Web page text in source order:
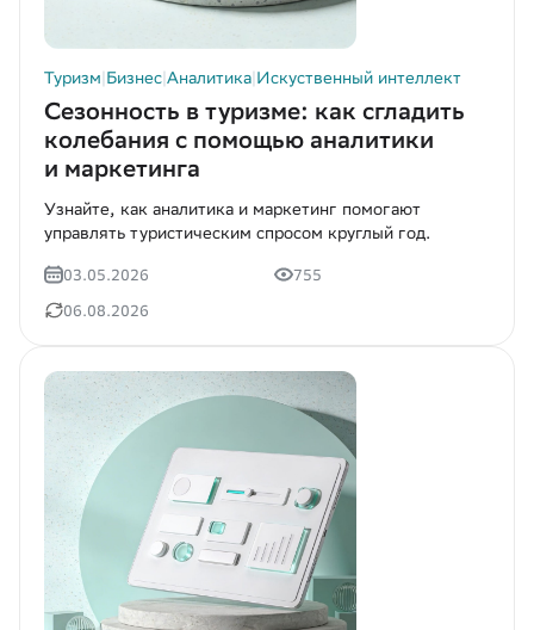
Туризм Бизнес Аналитика Искуственный интеллект
Cезонность в туризме: как сгладить
колебания с помощью аналитики
и маркетинга
Узнайте, как аналитика и маркетинг помогают
управлять туристическим спросом круглый год.
03.05.2026
755
06.08.2026